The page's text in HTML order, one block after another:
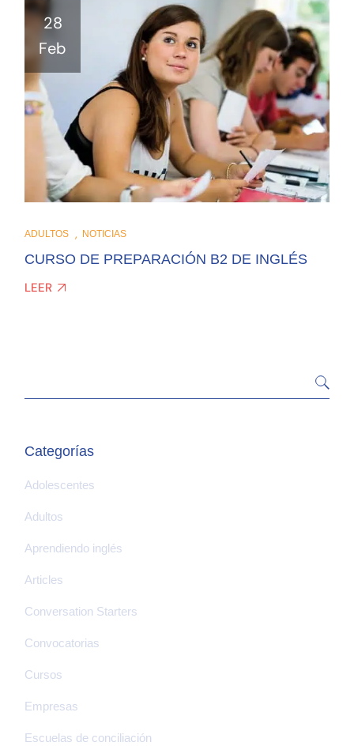
28
Feb
ADULTOS NOTICIAS
CURSO DE PREPARACIÓN B2 DE INGLÉS
LEER
Categorías
Adolescentes
Adultos
Aprendiendo inglés
Articles
Conversation Starters
Convocatorias
Cursos
Empresas
Escuelas de conciliación